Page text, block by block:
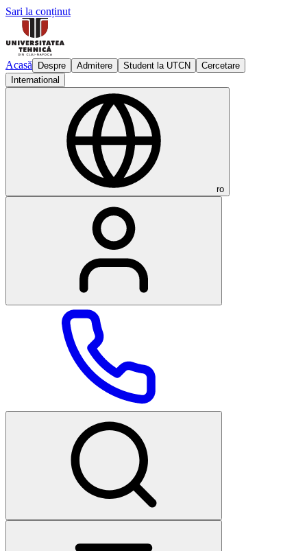
Sari la conținut
Acasă Despre Admitere Student la UTCN
Cercetare
International
ro